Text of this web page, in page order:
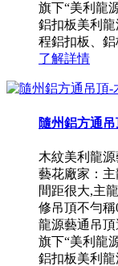
旗下“美利龍
鋁扣板美利
程鋁扣板、
了解詳情
隨州鋁方通
木紋美利龍
藝花廠家：
間距很大,主
修吊頂不勻
龍源藝通吊
旗下“美利龍
鋁扣板美利